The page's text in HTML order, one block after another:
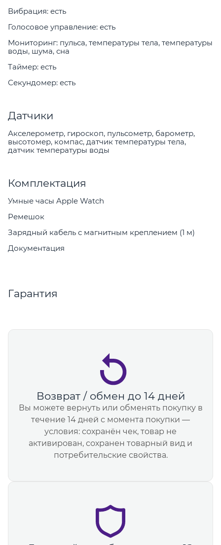
Вибрация: есть
Голосовое управление: есть
Мониторинг: пульса, температуры тела, температуры
воды, шума, сна
Таймер: есть
Секундомер: есть
Датчики
Акселерометр, гироскоп, пульсометр, барометр,
высотомер, компас, датчик температуры тела,
датчик температуры воды
Комплектация
Умные часы Apple Watch
Ремешок
Зарядный кабель с магнитным креплением (1 м)
Документация
Гарантия
Возврат / обмен до 14 дней
Вы можете вернуть или обменять покупку в
течение 14 дней с момента покупки —
условия: сохранён чек, товар не
активирован, сохранен товарный вид и
потребительские свойства.